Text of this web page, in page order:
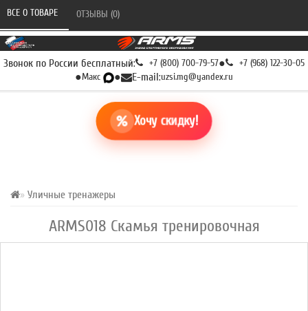
Звонок по России бесплатный: +7 (800) 700-79-57● +7 (968) 122-30-05
●Макс ● E-mail:uzsi.mg@yandex.ru
Хочу скидку!
Уличные тренажеры
ARMS018 Скамья тренировочная
ВСЕ О ТОВАРЕ ОТЗЫВЫ (0)